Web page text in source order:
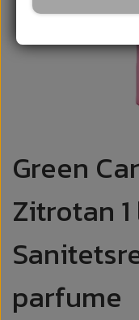
Green
Zitrotan 1
parfume